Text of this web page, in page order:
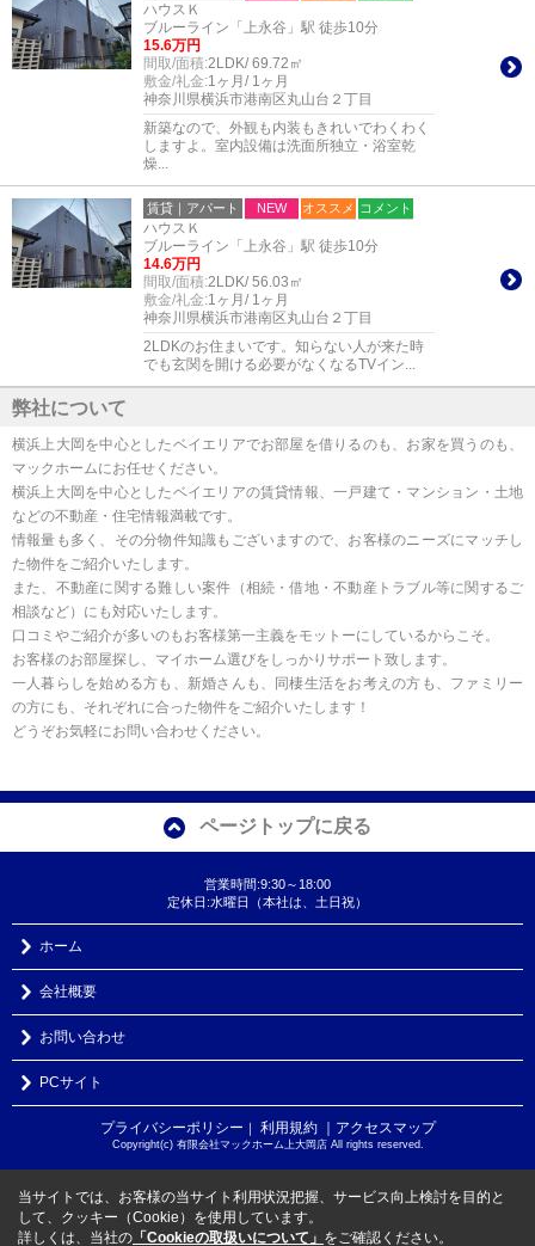
ハウスＫ
ブルーライン「上永谷」駅 徒歩10分
15.6万円
間取/面積:2LDK/ 69.72㎡
敷金/礼金:1ヶ月/ 1ヶ月
神奈川県横浜市港南区丸山台２丁目
新築なので、外観も内装もきれいでわくわく
しますよ。室内設備は洗面所独立・浴室乾
燥...
賃貸｜アパート NEW オススメ コメント
ハウスＫ
ブルーライン「上永谷」駅 徒歩10分
14.6万円
間取/面積:2LDK/ 56.03㎡
敷金/礼金:1ヶ月/ 1ヶ月
神奈川県横浜市港南区丸山台２丁目
2LDKのお住まいです。知らない人が来た時
でも玄関を開ける必要がなくなるTVイン...
弊社について
横浜上大岡を中心としたベイエリアでお部屋を借りるのも、お家を買うのも、
マックホームにお任せください。
横浜上大岡を中心としたベイエリアの賃貸情報、一戸建て・マンション・土地
などの不動産・住宅情報満載です。
情報量も多く、その分物件知識もございますので、お客様のニーズにマッチし
た物件をご紹介いたします。
また、不動産に関する難しい案件（相続・借地・不動産トラブル等に関するご
相談など）にも対応いたします。
口コミやご紹介が多いのもお客様第一主義をモットーにしているからこそ。
お客様のお部屋探し、マイホーム選びをしっかりサポート致します。
一人暮らしを始める方も、新婚さんも、同棲生活をお考えの方も、ファミリー
の方にも、それぞれに合った物件をご紹介いたします！
どうぞお気軽にお問い合わせください。
ページトップに戻る
営業時間:9:30～18:00
定休日:水曜日（本社は、土日祝）
ホーム
会社概要
お問い合わせ
PCサイト
プライバシーポリシー ｜ 利用規約 ｜アクセスマップ
Copyright(c) 有限会社マックホーム上大岡店 All rights reserved.
当サイトでは、お客様の当サイト利用状況把握、サービス向上検討を目的と
して、クッキー（Cookie）を使用しています。
詳しくは、当社の 「Cookieの取扱いについて」 をご確認ください。